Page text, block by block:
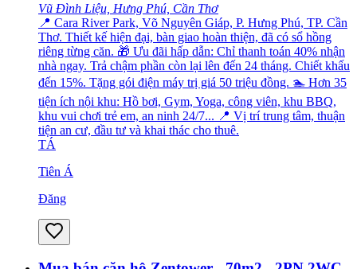
Vũ Đình Liệu, Hưng Phú, Cần Thơ
📍 Cara River Park, Võ Nguyên Giáp, P. Hưng Phú, TP. Cần
Thơ. Thiết kế hiện đại, bàn giao hoàn thiện, đã có sổ hồng
riêng từng căn. 🎁 Ưu đãi hấp dẫn: Chỉ thanh toán 40% nhận
nhà ngay. Trả chậm phần còn lại lên đến 24 tháng. Chiết khấu
đến 15%. Tặng gói điện máy trị giá 50 triệu đồng. 🏊 Hơn 35
tiện ích nội khu: Hồ bơi, Gym, Yoga, công viên, khu BBQ,
khu vui chơi trẻ em, an ninh 24/7... 📍 Vị trí trung tâm, thuận
tiện an cư, đầu tư và khai thác cho thuê.
TÁ
Tiên Á
Đăng